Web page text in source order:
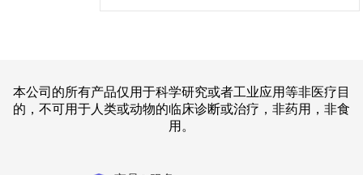
本公司的所有产品仅用于科学研究或者工业应用等非医疗目
的，不可用于人类或动物的临床诊断或治疗，非药用，非食
用。